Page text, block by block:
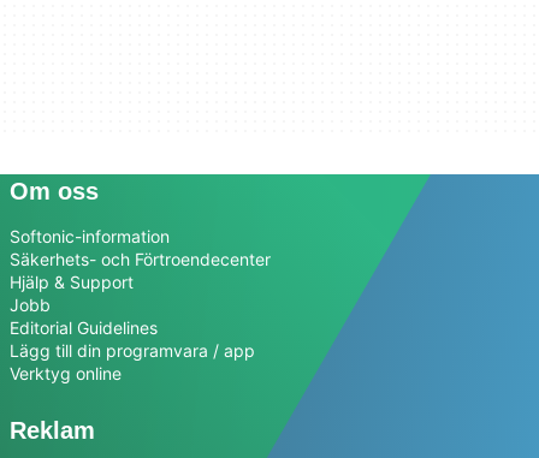
Om oss
Softonic-information
Säkerhets- och Förtroendecenter
Hjälp & Support
Jobb
Editorial Guidelines
Lägg till din programvara / app
Verktyg online
Reklam